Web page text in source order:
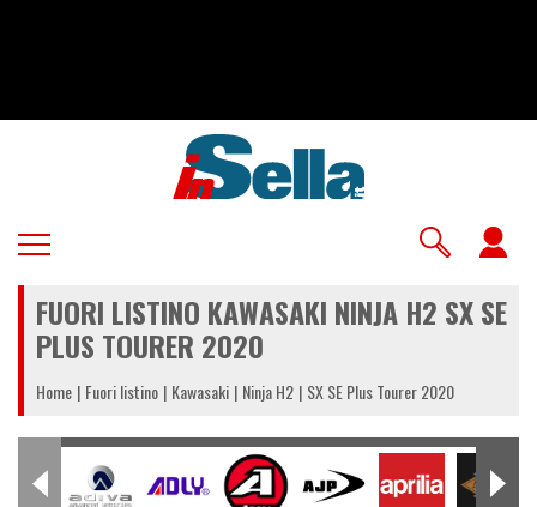
FUORI LISTINO KAWASAKI NINJA H2 SX SE
PLUS TOURER 2020
Home Fuori listino Kawasaki Ninja H2 SX SE Plus Tourer 2020